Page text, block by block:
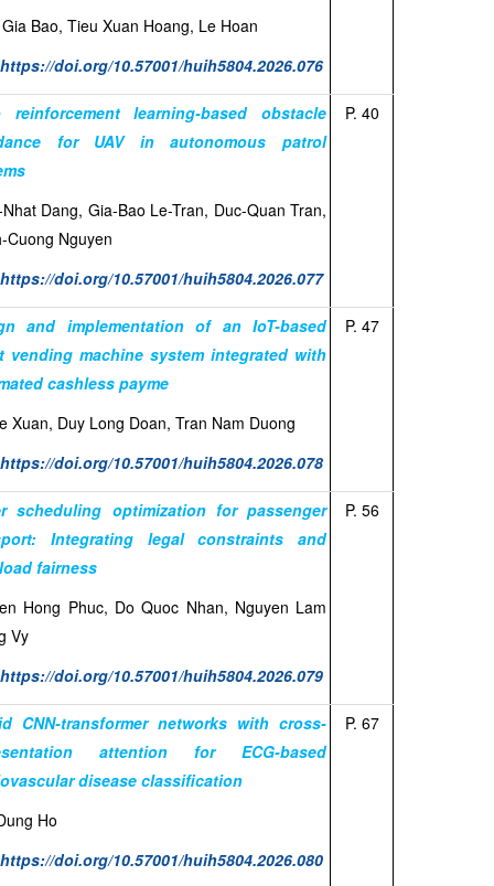
Bao, Tieu Xuan Hoang, Le Hoan
https://doi.org/10.57001/huih5804.2026.076
reinforcement learning-based obstacle
for UAV in autonomous patrol
Dang, Gia-Bao Le-Tran, Duc-Quan Tran,
Cuong Nguyen
https://doi.org/10.57001/huih5804.2026.077
P. 40
and implementation of an IoT-based
vending machine system integrated with
cashless payme
Xuan, Duy Long Doan, Tran Nam Duong
https://doi.org/10.57001/huih5804.2026.078
P. 47
scheduling optimization for passenger
Integrating legal constraints and
fairness
Hong Phuc, Do Quoc Nhan, Nguyen Lam
Vy
https://doi.org/10.57001/huih5804.2026.079
P. 56
CNN-transformer networks with cross-
attention for ECG-based
disease classification
Ho
https://doi.org/10.57001/huih5804.2026.080
P. 67